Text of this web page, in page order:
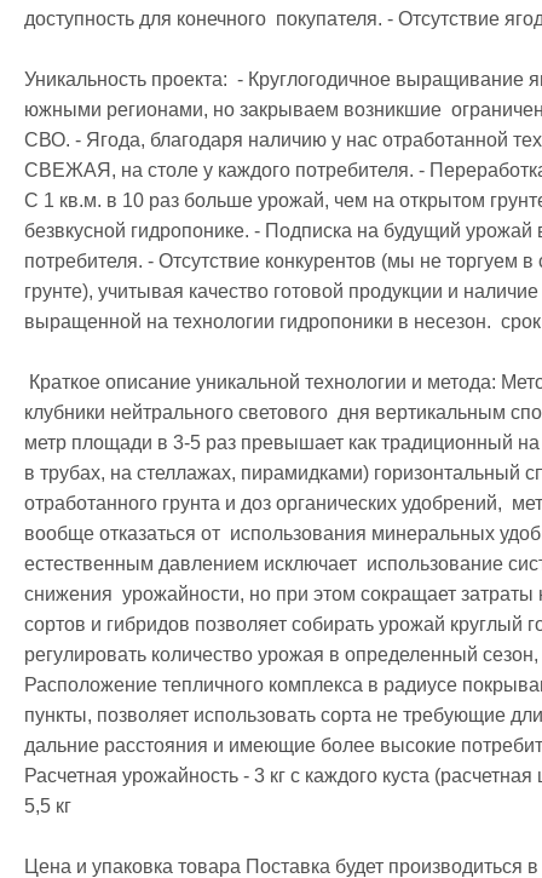
доступность для конечного  покупателя. - Отсутствие
Уникальность проекта:  - Круглогодичное
южными регионами, но закрываем возникшие
СВО. - Ягода, благодаря наличию у нас отработанной
СВЕЖАЯ, на столе у каждого потребителя. -
С 1 кв.м. в 10 раз больше урожай, чем на открытом
безвкусной гидропонике. - Подписка на будущий
потребителя. - Отсутствие конкурентов (мы не торгуем
грунте), учитывая качество готовой продукции и
выращенной на технологии гидропоники в несезон.
клубники нейтрального светового  дня вертикальным
метр площади в 3-5 раз превышает как традиционный на
в трубах, на стеллажах, пирамидками) горизонтальный
отработанного грунта и доз органических удобрений,
вообще отказаться от  использования минеральных
естественным давлением исключает  использование
снижения  урожайности, но при этом сокращает
сортов и гибридов позволяет собирать урожай круглый
регулировать количество урожая в определенный
Расположение тепличного комплекса в радиусе
пункты, позволяет использовать сорта не требующие
дальние расстояния и имеющие более высокие
Расчетная урожайность - 3 кг с каждого куста
5,5 кг
Цена и упаковка товара Поставка будет производиться